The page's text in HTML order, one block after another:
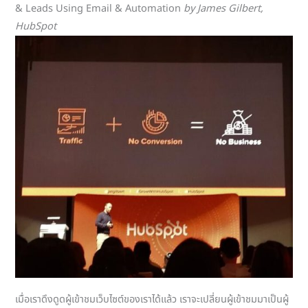
& Leads Using Email & Automation by James Gilbert,
HubSpot
เมื่อเราดึงดูดผู้เข้าชมเว็บไซต์ของเราได้แล้ว เราจะเปลี่ยนผู้เข้าชมมาเป็นผู้